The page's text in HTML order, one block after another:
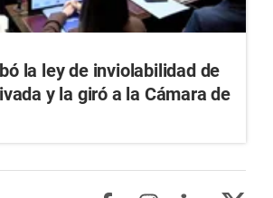
la ley de inviolabilidad de
y la giró a la Cámara de